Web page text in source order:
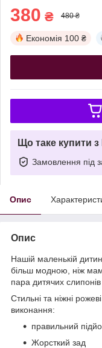
380 ₴ 480 ₴
Економія 100 ₴
Що таке купити
Замовлення під
Опис
Опис
Нашій маленькій
більш модною, ніж
пара дитячих слипонів
Стильні та ніжні
виконання:
правильний
Жорсткий зад